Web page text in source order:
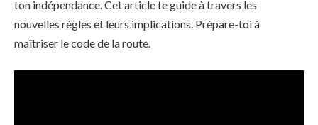
ton indépendance. Cet article te guide à travers les
nouvelles règles et leurs implications. Prépare-toi à
maîtriser le code de la route.